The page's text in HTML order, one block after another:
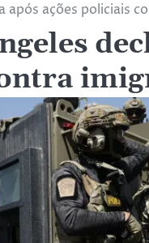
após ações policiais